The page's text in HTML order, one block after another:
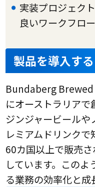
実装プロジェク
良いワークフロ
製品を導入す
Bundaberg
にオーストラリアで
ジンジャービール
レミアムドリンク
60カ国以上で販売
しています。この
る業務の効率化と成